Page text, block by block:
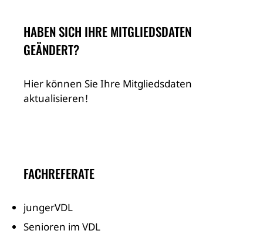
HABEN SICH IHRE MITGLIEDSDATEN
GEÄNDERT?
Hier können Sie Ihre Mitgliedsdaten
aktualisieren!
FACHREFERATE
jungerVDL
Senioren im VDL